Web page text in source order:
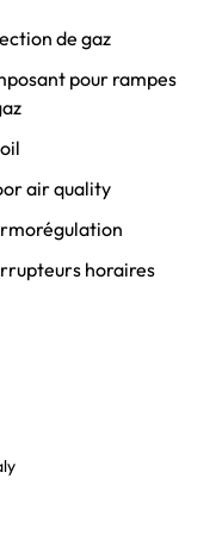
de gaz
pour rampes
air quality
horaires